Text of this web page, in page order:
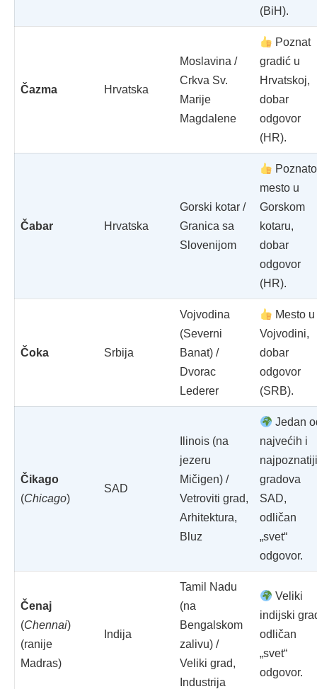
(BiH).
Čazma Hrvatska
Moslavina /
Crkva Sv.
Marije
Magdalene
Poznat
gradić u
Hrvatskoj,
dobar
odgovor
(HR).
Čabar Hrvatska
Gorski kotar /
Granica sa
Slovenijom
Poznato
mesto u
Gorskom
kotaru,
dobar
odgovor
(HR).
Čoka Srbija
Vojvodina
(Severni
Banat) /
Dvorac
Lederer
Mesto u
Vojvodini,
dobar
odgovor
(SRB).
Čikago
(Chicago)
SAD
Ilinois (na
jezeru
Mičigen) /
Vetroviti grad,
Arhitektura,
Bluz
Jedan
najvećih i
gradova
SAD,
odličan
„svet“
odgovor.
Čenaj
(Chennai)
(ranije
Madras)
Indija
Tamil Nadu
(na
Bengalskom
zalivu) /
Veliki grad,
Industrija
Veliki
indijski
odličan
„svet“
odgovor.